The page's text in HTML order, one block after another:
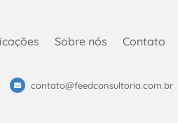
Sobre nós Contato
contato@feedconsultoria.com.br